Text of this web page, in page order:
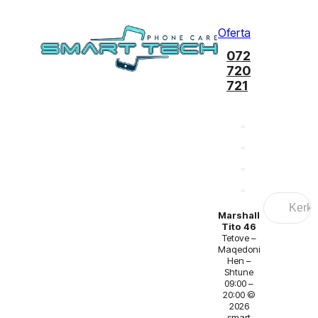
Oferta
072
720
721
Marshall
Tito 46
Tetove –
Maqedoni
Hen –
Shtune
09:00 –
20:00 ©
2026
Search
...